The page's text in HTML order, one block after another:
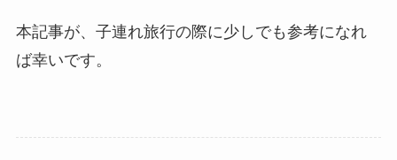
本記事が、子連れ旅行の際に少しでも参考になれ
ば幸いです。